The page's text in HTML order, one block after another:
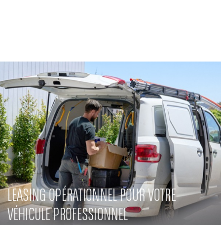
Solutions innovantes
LEASING OPÉRATIONNEL POUR VOTRE
VÉHICULE PROFESSIONNEL